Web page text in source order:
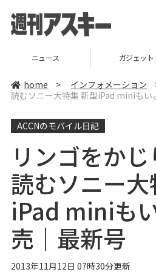
ガジェット ゲーム
home > インフォメーション
読むソニー大特集 新型iPad miniもい
ACCNのモバイル日記
リンゴをか
読むソニー
iPad miniも
売｜最新号
2013年11月12日 07時30分更新